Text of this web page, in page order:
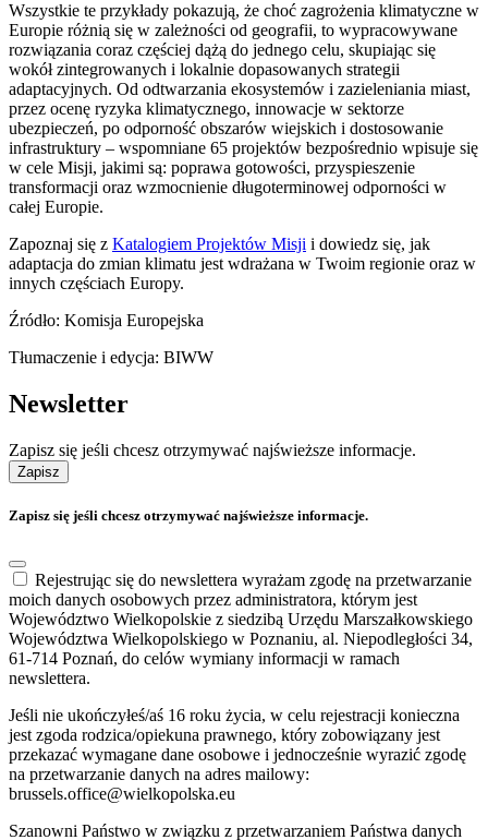
Wszystkie te przykłady pokazują, że choć zagrożenia klimatyczne w
Europie różnią się w zależności od geografii, to wypracowywane
rozwiązania coraz częściej dążą do jednego celu, skupiając się
wokół zintegrowanych i lokalnie dopasowanych strategii
adaptacyjnych. Od odtwarzania ekosystemów i zazieleniania miast,
przez ocenę ryzyka klimatycznego, innowacje w sektorze
ubezpieczeń, po odporność obszarów wiejskich i dostosowanie
infrastruktury – wspomniane 65 projektów bezpośrednio wpisuje się
w cele Misji, jakimi są: poprawa gotowości, przyspieszenie
transformacji oraz wzmocnienie długoterminowej odporności w
całej Europie.
Zapoznaj się z Katalogiem Projektów Misji i dowiedz się, jak
adaptacja do zmian klimatu jest wdrażana w Twoim regionie oraz w
innych częściach Europy.
Źródło: Komisja Europejska
Tłumaczenie i edycja: BIWW
Newsletter
Zapisz się jeśli chcesz otrzymywać najświeższe informacje.
Zapisz
Zapisz się jeśli chcesz otrzymywać najświeższe informacje.
Rejestrując się do newslettera wyrażam zgodę na przetwarzanie
moich danych osobowych przez administratora, którym jest
Województwo Wielkopolskie z siedzibą Urzędu Marszałkowskiego
Województwa Wielkopolskiego w Poznaniu, al. Niepodległości 34,
61-714 Poznań, do celów wymiany informacji w ramach
newslettera.
Jeśli nie ukończyłeś/aś 16 roku życia, w celu rejestracji konieczna
jest zgoda rodzica/opiekuna prawnego, który zobowiązany jest
przekazać wymagane dane osobowe i jednocześnie wyrazić zgodę
na przetwarzanie danych na adres mailowy:
brussels.office@wielkopolska.eu
Szanowni Państwo w związku z przetwarzaniem Państwa danych